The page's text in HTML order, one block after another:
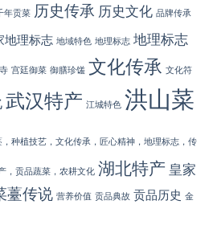
年贡菜 历史传承 历史文化 品牌传承
地理标志 地域特色 地理标志 地理标志
宫廷御菜 御膳珍馐 文化传承 文化符
武汉特产 江城特色 洪山菜
，种植技艺，文化传承，匠心精神，地理标志，传
，贡品蔬菜，农耕文化 湖北特产 皇家
薹传说 营养价值 贡品典故 贡品历史 金